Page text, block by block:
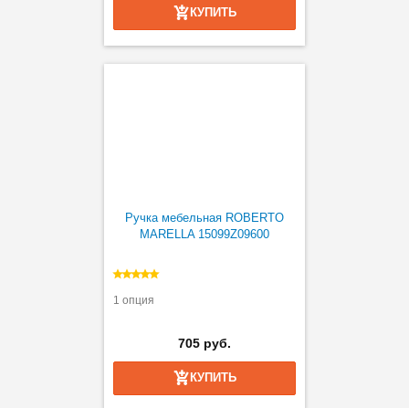
КУПИТЬ
Ручка мебельная ROBERTO
MARELLA 15099Z09600
1 опция
705 руб.
КУПИТЬ